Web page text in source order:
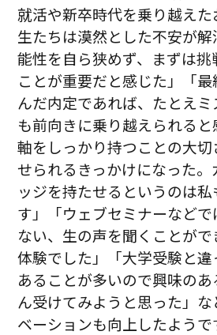
就活や新卒時代を乗り越え
生たちは漠然とした不安が
能性を自ら狭めず、まずは
ことが重要だと感じた」「
んだ内定であれば、たとえ
も前向きに乗り越えられる
軸をしっかり持つことの大
せられるきっかけになった
ッジを持たせるというのは
す」「ウェブセミナーなど
ない、生の声を聞くことが
体験でした」「大学受験と
あることが多いので興味の
ん受けてみようと思った」な
ベーションも向上したようで